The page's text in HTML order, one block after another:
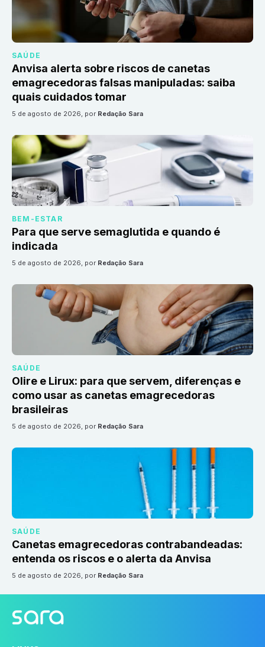
SAÚDE
Anvisa alerta sobre riscos de canetas
emagrecedoras falsas manipuladas: saiba
quais cuidados tomar
5 de agosto de 2026, por Redação Sara
BEM-ESTAR
Para que serve semaglutida e quando é
indicada
5 de agosto de 2026, por Redação Sara
SAÚDE
Olire e Lirux: para que servem, diferenças e
como usar as canetas emagrecedoras
brasileiras
5 de agosto de 2026, por Redação Sara
SAÚDE
Canetas emagrecedoras contrabandeadas:
entenda os riscos e o alerta da Anvisa
5 de agosto de 2026, por Redação Sara